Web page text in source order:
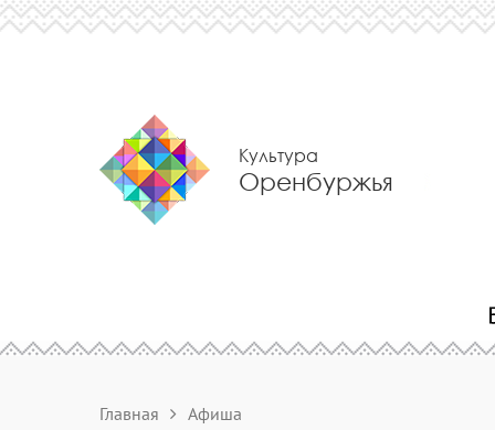
Культура
Оренбуржья
Главная Афиша